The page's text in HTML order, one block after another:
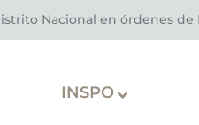
Nacional en órdenes de
INSPO